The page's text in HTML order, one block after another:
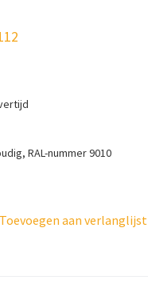
RAL-nummer 9010
Toevoegen aan verlanglijst